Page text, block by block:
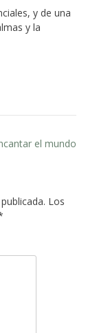
y de una
y la
el mundo
Los